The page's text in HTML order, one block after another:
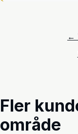
←
Fler
område